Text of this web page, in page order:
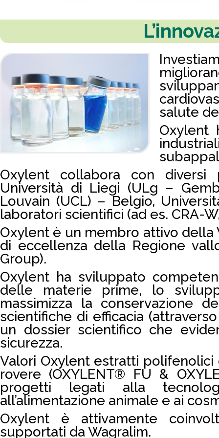
salute
Oxylent
Oxylent collabora con diversi
Università di Liegi (ULg –
Louvain (UCL) – Belgio,
laboratori scientifici (ad es. CRA-
Oxylent è un membro attivo della
di eccellenza della Regione
Group).
Oxylent ha sviluppato
delle materie prime, lo
massimizza la conservazione
scientifiche di efficacia
un dossier scientifico che
sicurezza.
Valori Oxylent estratti polifenolici
rovere (OXYLENT® FU &
progetti legati alla
all’alimentazione animale e ai
Oxylent è attivamente
supportati da Wagralim.